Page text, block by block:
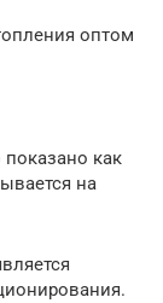
оптом
как
на